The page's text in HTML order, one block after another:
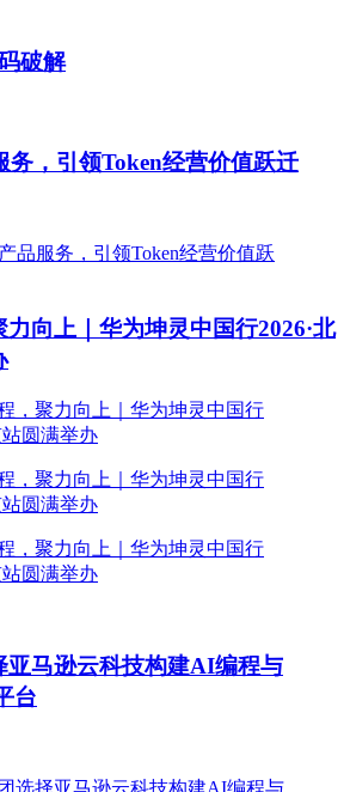
破解
务，引领Token经营价值跃迁
向上｜华为坤灵中国行2026·北
亚马逊云科技构建AI编程与
台